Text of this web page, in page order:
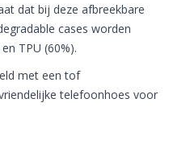
dat bij deze afbreekbare
cases worden
TPU (60%).
met een tof
telefoonhoes voor